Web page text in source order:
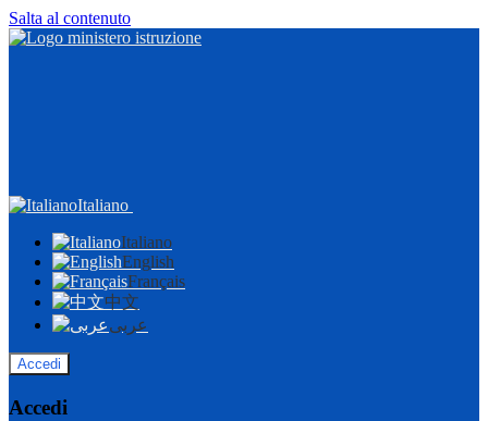
Salta al contenuto
Italiano
Italiano
English
Français
中文
عربى
Accedi
Accedi